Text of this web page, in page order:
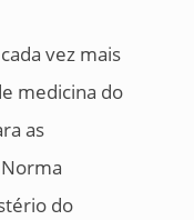
vez mais
medicina do
as
do